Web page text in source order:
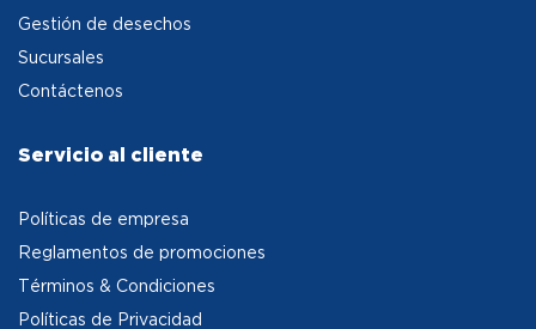
Gestión de desechos
Sucursales
Contáctenos
Servicio al cliente
Políticas de empresa
Reglamentos de promociones
Términos & Condiciones
Políticas de Privacidad